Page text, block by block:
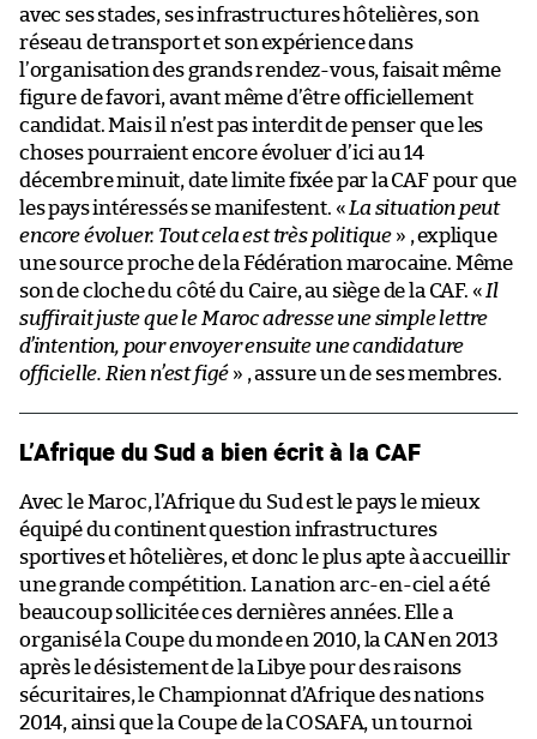
avec ses stades, ses infrastructures hôtelières, son
réseau de transport et son expérience dans
l’organisation des grands rendez-vous, faisait même
figure de favori, avant même d’être officiellement
candidat. Mais il n’est pas interdit de penser que les
choses pourraient encore évoluer d’ici au 14
décembre minuit, date limite fixée par la CAF pour que
les pays intéressés se manifestent. « La situation peut
encore évoluer. Tout cela est très politique » , explique
une source proche de la Fédération marocaine. Même
son de cloche du côté du Caire, au siège de la CAF. « Il
suffirait juste que le Maroc adresse une simple lettre
d’intention, pour envoyer ensuite une candidature
officielle. Rien n’est figé » , assure un de ses membres.
L’Afrique du Sud a bien écrit à la CAF
Avec le Maroc, l’Afrique du Sud est le pays le mieux
équipé du continent question infrastructures
sportives et hôtelières, et donc le plus apte à accueillir
une grande compétition. La nation arc-en-ciel a été
beaucoup sollicitée ces dernières années. Elle a
organisé la Coupe du monde en 2010, la CAN en 2013
après le désistement de la Libye pour des raisons
sécuritaires, le Championnat d’Afrique des nations
2014, ainsi que la Coupe de la COSAFA, un tournoi